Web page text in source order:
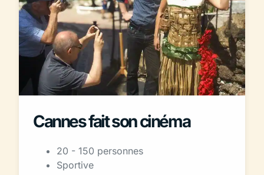
Cannes fait son cinéma
20 - 150 personnes
Sportive